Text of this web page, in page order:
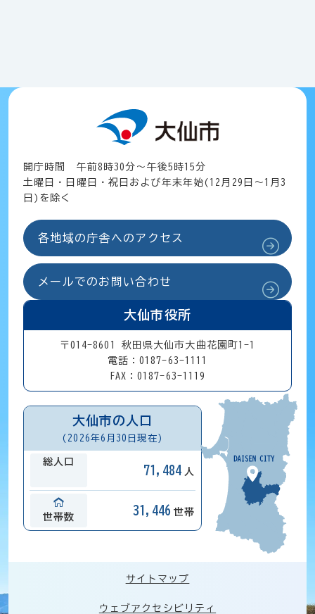
開庁時間 午前8時30分～午後5時15分
土曜日・日曜日・祝日および年末年始(12月29日～1月3
日)を除く
各地域の庁舎へのアクセス
メールでのお問い合わせ
大仙市役所
〒014-8601 秋田県大仙市大曲花園町1-1
電話：0187-63-1111
FAX：0187-63-1119
大仙市の人口
(2026年6月30日現在)
総人口
71,484 人
世帯数
31,446 世帯
サイトマップ
ウェブアクセシビリティ